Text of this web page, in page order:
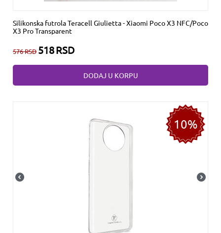
Silikonska futrola Teracell Giulietta - Xiaomi Poco X3 NFC/Poco
X3 Pro Transparent
576RSD 518RSD
DODAJ U KORPU
10%